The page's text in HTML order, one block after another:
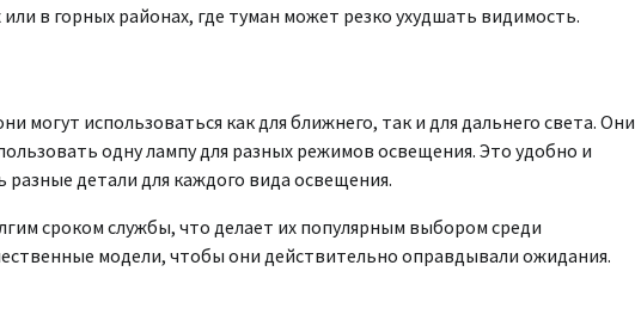
в горных районах, где туман может резко ухудшать видимость.
могут использоваться как для ближнего, так и для дальнего света. Они
одну лампу для разных режимов освещения. Это удобно и
детали для каждого вида освещения.
сроком службы, что делает их популярным выбором среди
модели, чтобы они действительно оправдывали ожидания.